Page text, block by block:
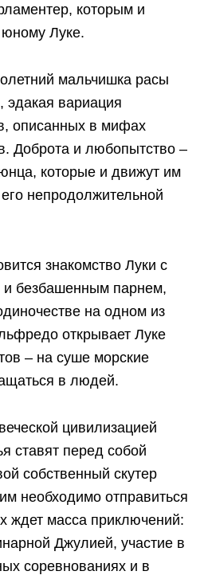
которым и
Луке.
мальчишка расы
вариация
описанных в мифах
Доброта и любопытство –
которые и движут им
непродолжительной
знакомство Луки с
безбашенным парнем,
на одном из
открывает Луке
– на суше морские
в людей.
цивилизацией
ставят перед собой
собственный скутер
необходимо отправиться
ждет масса приключений:
Джулией, участие в
соревнованиях и в